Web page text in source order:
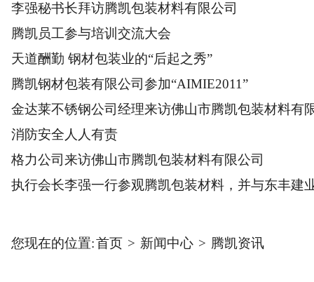
李强秘书长拜访腾凯包装材料有限公司
腾凯员工参与培训交流大会
天道酬勤 钢材包装业的“后起之秀”
腾凯钢材包装有限公司参加“AIMIE2011”
金达莱不锈钢公司经理来访佛山市腾凯包装材料有
消防安全人人有责
格力公司来访佛山市腾凯包装材料有限公司
执行会长李强一行参观腾凯包装材料，并与东丰建
您现在的位置:首页 > 新闻中心 > 腾凯资讯